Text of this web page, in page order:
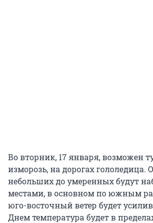
Во вторник, 17 января, возможен
изморозь, на дорогах гололедица.
небольших до умеренных будут
местами, в основном по южным
юго-восточный ветер будет
Днем температура будет в